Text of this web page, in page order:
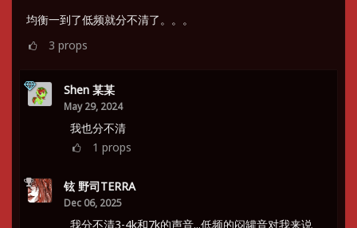
均衡一到了低频就分不清了。。。
3 props
Shen 某某
May 29, 2024
我也分不清
1 props
铉 野司TERRA
Dec 06, 2025
我分不清3-4k和7k的声音...低频的闷罐音对我来说